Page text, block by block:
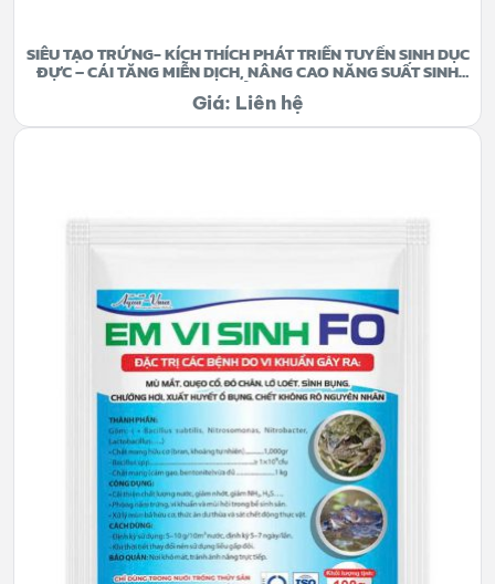
SIÊU TẠO TRỨNG- KÍCH THÍCH PHÁT TRIỂN TUYẾN SINH DỤC
ĐỰC – CÁI TĂNG MIỄN DỊCH, NÂNG CAO NĂNG SUẤT SINH
SẢN
Giá: Liên hệ